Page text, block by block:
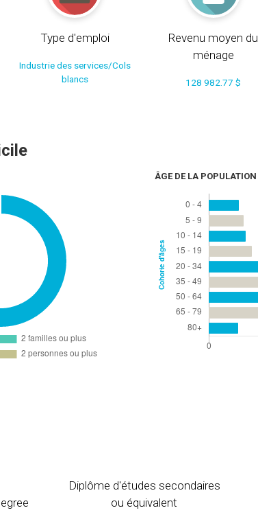
Type d'emploi
Industrie des services/Cols
blancs
Revenu moyen du
ménage
128 982.77 $
ÂGE DE LA POPULATION
Diplôme d'études secondaires
ou équivalent